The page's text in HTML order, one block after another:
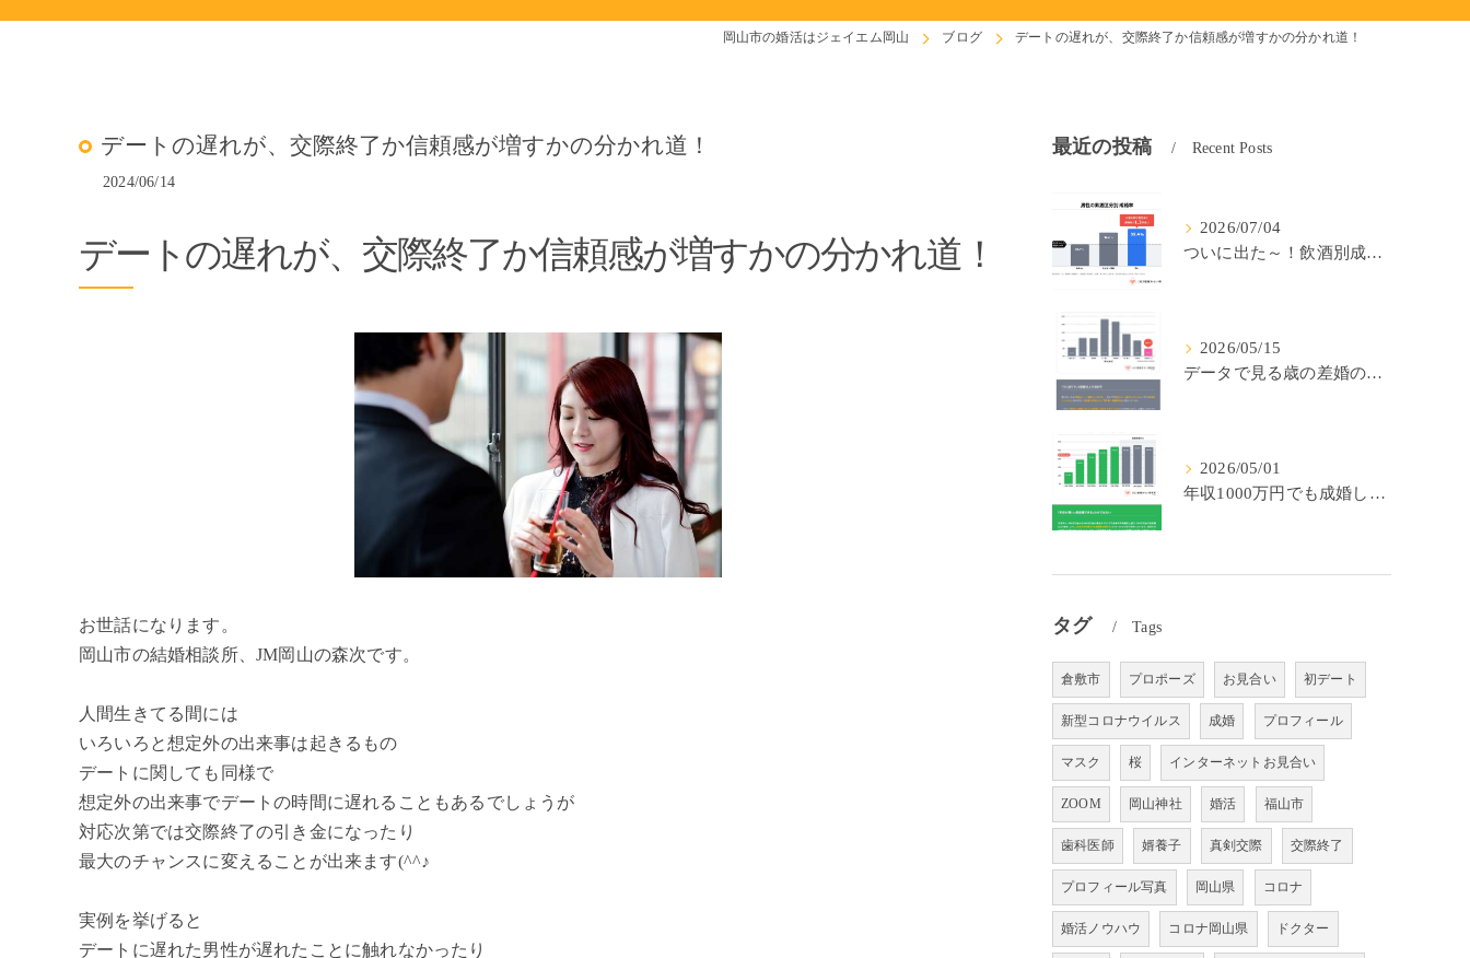
岡山市の婚活はジェイエム岡山 ブログ デートの遅れが、交際終了か信頼感が増すかの分かれ道！
デートの遅れが、交際終了か信頼感が増すかの分かれ道！
2024/06/14
デートの遅れが、交際終了か信頼感が増すかの分かれ道！
お世話になります。
岡山市の結婚相談所、JM岡山の森次です。
人間生きてる間には
いろいろと想定外の出来事は起きるもの
デートに関しても同様で
想定外の出来事でデートの時間に遅れることもあるでしょうが
対応次第では交際終了の引き金になったり
最大のチャンスに変えることが出来ます(^^♪
実例を挙げると
デートに遅れた男性が遅れたことに触れなかったり
最近の投稿 Recent Posts
2026/07/04
ついに出た～！飲酒別成婚率(IBJ)！
2026/05/15
データで見る歳の差婚の確率の低さ。
2026/05/01
年収1000万円でも成婚しやすいとは限らない? 「年収帯別の成婚率」のリアル
タグ Tags
倉敷市 プロポーズ お見合い 初デート
新型コロナウイルス 成婚 プロフィール
マスク 桜 インターネットお見合い
ZOOM 岡山神社 婚活 福山市
歯科医師 婿養子 真剣交際 交際終了
プロフィール写真 岡山県 コロナ
婚活ノウハウ コロナ岡山県 ドクター